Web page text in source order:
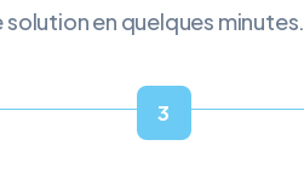
en quelques minutes.
3